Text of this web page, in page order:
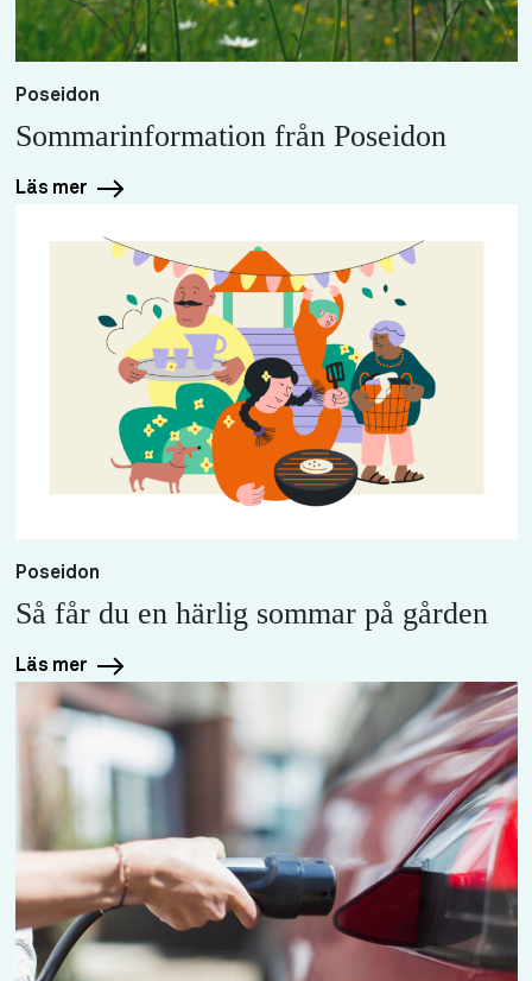
Poseidon
Sommarinformation från Poseidon
Läs mer
Poseidon
Så får du en härlig sommar på gården
Läs mer